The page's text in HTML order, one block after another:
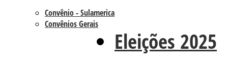
Convênio - Sulamerica
Convênios Gerais
Eleições 2025